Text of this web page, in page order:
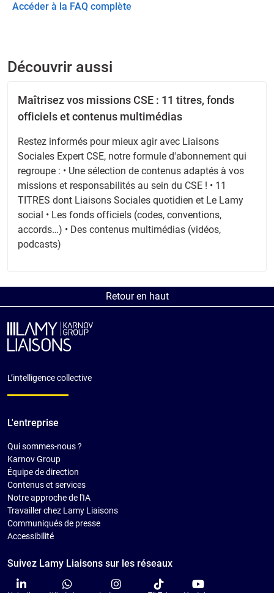
Accéder à la FAQ complète
Découvrir aussi
Maîtrisez vos missions CSE : 11 titres, fonds
officiels et contenus multimédias
Restez informés pour mieux agir avec Liaisons
Sociales Expert CSE, notre formule d'abonnement qui
regroupe : • Une sélection de contenus adaptés à vos
missions et responsabilités au sein du CSE ! • 11
TITRES dont Liaisons Sociales quotidien et Le Lamy
social • Les fonds officiels (codes, conventions,
accords…) • Des contenus multimédias (vidéos,
podcasts)
Retour en haut
L’intelligence collective
L'entreprise
Qui sommes-nous ?
Karnov Group
Équipe de direction
Contenus et services
Notre approche de l'IA
Travailler chez Lamy Liaisons
Communiqués de presse
Accessibilité
Suivez Lamy Liaisons sur les réseaux